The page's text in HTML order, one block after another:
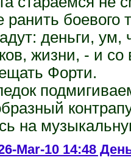
ранить
деньги, ум,
жизни, - и
Форти.
на
Mar-10 14:48